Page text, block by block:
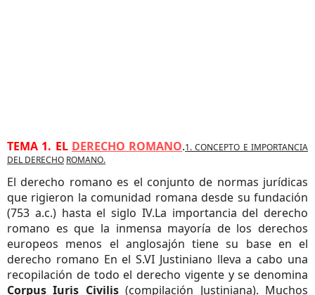
TEMA 1. EL DERECHO ROMANO.1. CONCEPTO E IMPORTANCIA
DEL DERECHO ROMANO.
El derecho romano es el conjunto de normas jurídicas
que rigieron la comunidad romana desde su fundación
(753 a.c.) hasta el siglo IV.La importancia del derecho
romano es que la inmensa mayoría de los derechos
europeos menos el anglosajón tiene su base en el
derecho romano En el S.VI Justiniano lleva a cabo una
recopilación de todo el derecho vigente y se denomina
Corpus Iuris Civilis(compilación Justiniana). Muchos